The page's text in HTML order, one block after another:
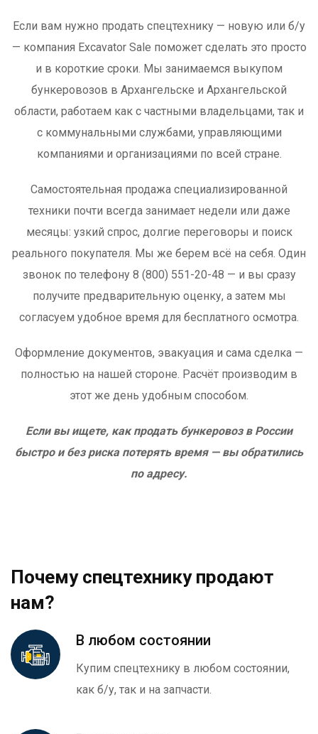
Если вам нужно продать спецтехнику — новую или б/у
— компания Excavator Sale поможет сделать это просто
и в короткие сроки. Мы занимаемся выкупом
бункеровозов в Архангельске и Архангельской
области, работаем как с частными владельцами, так и
с коммунальными службами, управляющими
компаниями и организациями по всей стране.
Самостоятельная продажа специализированной
техники почти всегда занимает недели или даже
месяцы: узкий спрос, долгие переговоры и поиск
реального покупателя. Мы же берем всё на себя. Один
звонок по телефону 8 (800) 551-20-48 — и вы сразу
получите предварительную оценку, а затем мы
согласуем удобное время для бесплатного осмотра.
Оформление документов, эвакуация и сама сделка —
полностью на нашей стороне. Расчёт производим в
этот же день удобным способом.
Если вы ищете, как продать бункеровоз в России
быстро и без риска потерять время — вы обратились
по адресу.
Почему спецтехнику продают
нам?
В любом состоянии
Купим спецтехнику в любом состоянии,
как б/у, так и на запчасти.